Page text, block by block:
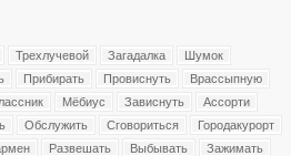
Трехлучевой Загадалка
Шумок
Прибирать Провиснуть
Врассыпную
Мёбиус Зависнуть
Ассорти
Обслужить Сговориться
Городакурорт
Развешать Выбывать
Зажимать